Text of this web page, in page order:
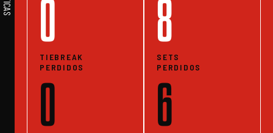
0
TIEBREAK
PERDIDOS
0
8
SETS
PERDIDOS
6